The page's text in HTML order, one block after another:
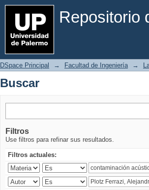
Repositorio
Buscar
DSpace Principal → Facultad de Ingeniería →
Buscar
Filtros
Use filtros para refinar sus resultados.
Filtros actuales: